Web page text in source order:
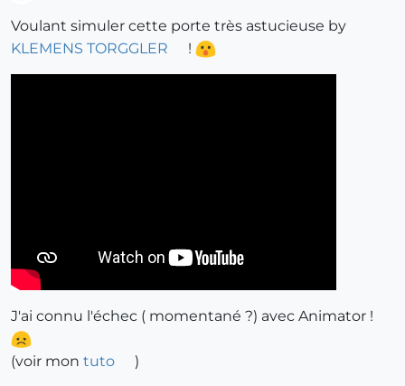
Voulant simuler cette porte très astucieuse by
KLEMENS TORGGLER
!
J'ai connu l'échec ( momentané ?) avec Animator !
(voir mon tuto )